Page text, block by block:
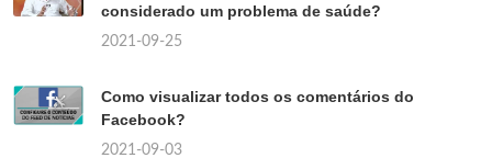
considerado um problema de saúde?
2021-09-25
Como visualizar todos os comentários do
Facebook?
2021-09-03